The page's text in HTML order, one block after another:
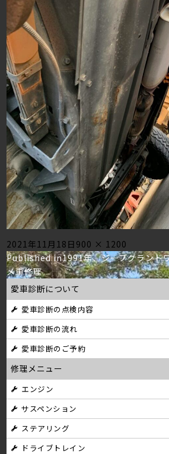
Posted
on
2021年11月18日 Full
size
900 × 1200
投
稿
ナ
ビ
ゲ
ー
シ
ョ
ン
Published in1991年、ジープグランド
メ車修理
愛車診断について
愛車診断の点検内容
愛車診断の流れ
愛車診断のご予約
修理メニュー
エンジン
サスペンション
ステアリング
ドライブトレイン